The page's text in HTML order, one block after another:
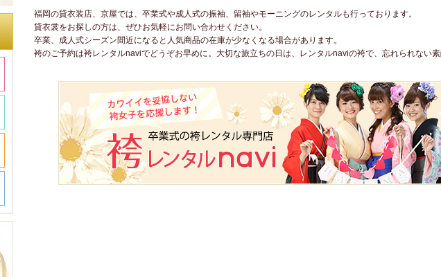
福岡の貸衣装店、京屋では、卒業式や成人式の振袖、留袖やモーニングのレンタルも行っております。
貸衣裳をお探しの方は、ぜひお気軽にお問い合わせください。
卒業、成人式シーズン間近になると人気商品の在庫が少なくなる場合があります。
袴のご予約は袴レンタルnaviでどうぞお早めに。大切な旅立ちの日は、レンタルnaviの袴で、忘れられない素